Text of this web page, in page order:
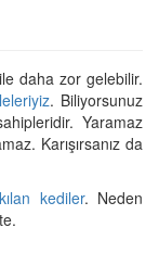
daha zor gelebilir.
. Biliyorsunuz
Yaramaz
Karışırsanız da
kediler. Neden